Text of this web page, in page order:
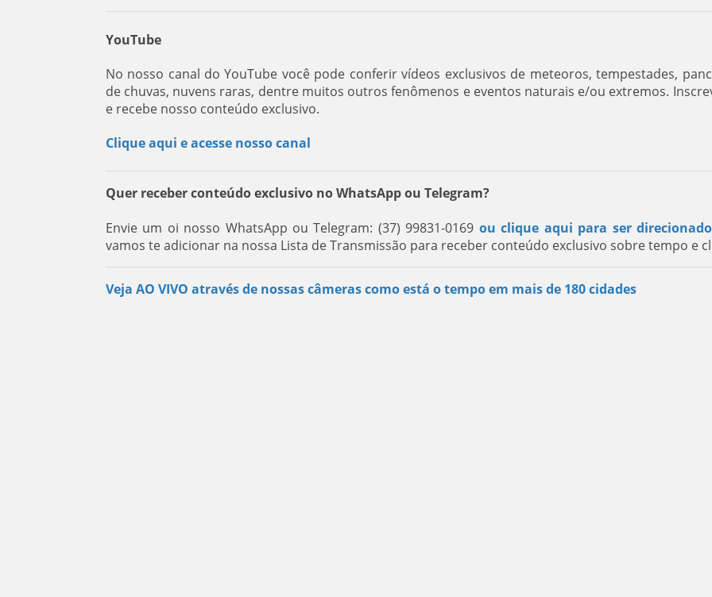
YouTube
No nosso canal do YouTube você pode conferir vídeos exclusivos de meteoros, tempestades,
de chuvas, nuvens raras, dentre muitos outros fenômenos e eventos naturais e/ou extremos.
e recebe nosso conteúdo exclusivo.
Clique aqui e acesse nosso canal
Quer receber conteúdo exclusivo no WhatsApp ou Telegram?
Envie um oi nosso WhatsApp ou Telegram: (37) 99831-0169 ou clique aqui para ser direcionado
vamos te adicionar na nossa Lista de Transmissão para receber conteúdo exclusivo sobre tempo e
Veja AO VIVO através de nossas câmeras como está o tempo em mais de 180 cidades